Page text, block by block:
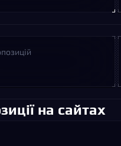
на сайтах